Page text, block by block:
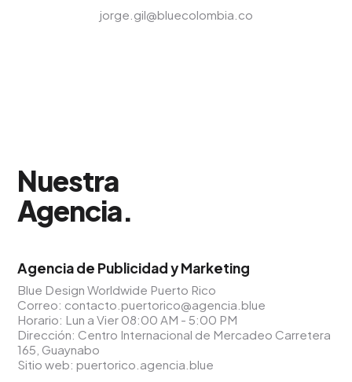
jorge.gil@bluecolombia.co
Nuestra
Agencia.
Agencia de Publicidad y Marketing
Blue Design Worldwide Puerto Rico
Correo: contacto.puertorico@agencia.blue
Horario: Lun a Vier 08:00 AM - 5:00 PM
Dirección: Centro Internacional de Mercadeo Carretera
165, Guaynabo
Sitio web:puertorico.agencia.blue